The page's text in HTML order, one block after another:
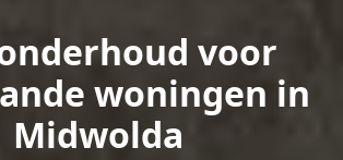
voor
woningen in
Midwolda